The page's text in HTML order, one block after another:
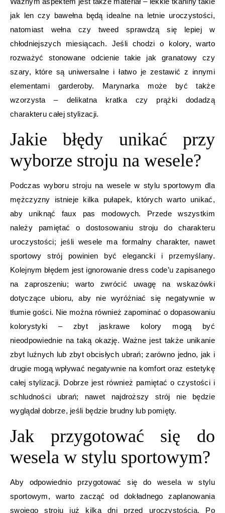
jak len czy bawełna będą idealne na letnie uroczystości,
natomiast wełna czy tweed sprawdzą się lepiej w
chłodniejszych miesiącach. Jeśli chodzi o kolory, warto
rozważyć stonowane odcienie takie jak granatowy czy
szary, które są uniwersalne i łatwo je zestawić z innymi
elementami garderoby. Marynarka może być także
wzorzysta – delikatna kratka czy prążki dodadzą
charakteru całej stylizacji.
Jakie błędy unikać przy
wyborze stroju na wesele?
Podczas wyboru stroju na wesele w stylu sportowym dla
mężczyzny istnieje kilka pułapek, których warto unikać,
aby uniknąć faux pas modowych. Przede wszystkim
należy pamiętać o dostosowaniu stroju do charakteru
uroczystości; jeśli wesele ma formalny charakter, nawet
sportowy strój powinien być elegancki i przemyślany.
Kolejnym błędem jest ignorowanie dress code’u zapisanego
na zaproszeniu; warto zwrócić uwagę na wskazówki
dotyczące ubioru, aby nie wyróżniać się negatywnie w
tłumie gości. Nie można również zapominać o dopasowaniu
kolorystyki – zbyt jaskrawe kolory mogą być
nieodpowiednie na taką okazję. Ważne jest także unikanie
zbyt luźnych lub zbyt obcisłych ubrań; zarówno jedno, jak i
drugie mogą wpływać negatywnie na komfort oraz estetykę
całej stylizacji. Dobrze jest również pamiętać o czystości i
schludności ubrań; nawet najdroższy strój nie będzie
wyglądał dobrze, jeśli będzie brudny lub pomięty.
Jak przygotować się do
wesela w stylu sportowym?
Aby odpowiednio przygotować się do wesela w stylu
sportowym, warto zacząć od dokładnego zaplanowania
swojego stroju już kilka dni przed uroczystością. Po